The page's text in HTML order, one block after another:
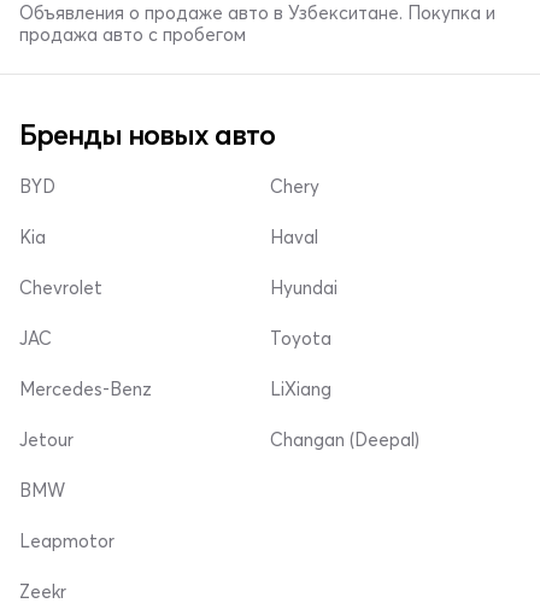
Объявления о продаже авто в Узбекситане. Покупка и
продажа авто с пробегом
Бренды новых авто
BYD
Kia
Chevrolet
Chery
Haval
Hyundai
JAC
Mercedes-Benz
Jetour
Toyota
LiXiang
Changan (Deepal)
BMW
Leapmotor
Zeekr